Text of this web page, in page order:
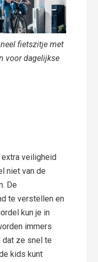
fietszitje met
voor dagelijkse
veiligheid
niet van de
De
te verstellen en
kun je in
immers
dat ze snel te
kids kunt